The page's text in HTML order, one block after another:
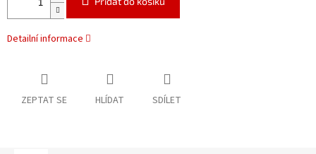
Detailní informace
ZEPTAT SE HLÍDAT SDÍLET